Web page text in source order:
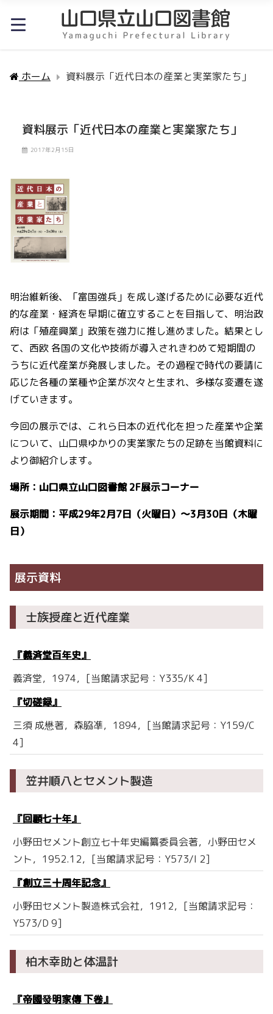
ホーム 資料展示「近代日本の産業と実業家たち」
資料展示「近代日本の産業と実業家たち」
2017年2月15日
明治維新後、「富国強兵」を成し遂げるために必要な近代
的な産業・経済を早期に確立することを目指して、明治政
府は「殖産興業」政策を強力に推し進めました。結果とし
て、西欧 各国の文化や技術が導入されきわめて短期間の
うちに近代産業が発展しました。その過程で時代の要請に
応じた各種の業種や企業が次々と生まれ、多様な変遷を遂
げていきます。
今回の展示では、これら日本の近代化を担った産業や企業
について、山口県ゆかりの実業家たちの足跡を当館資料に
より御紹介します。
場所：山口県立山口図書館 2F展示コーナー
展示期間：平成29年2月7日（火曜日）～3月30日（木曜
日）
展示資料
士族授産と近代産業
『義済堂百年史』
義済堂，1974，[当館請求記号：Y335/K 4]
『切磋録』
三須 成懋著，森脇凖，1894，[当館請求記号：Y159/C
4]
笠井順八とセメント製造
『回顧七十年』
小野田セメント創立七十年史編纂委員会著，小野田セメ
ント，1952.12，[当館請求記号：Y573/I 2]
『創立三十周年記念』
小野田セメント製造株式会社，1912，[当館請求記号：
Y573/D 9]
柏木幸助と体温計
『帝國發明家傳 下卷』